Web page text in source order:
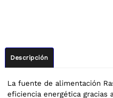
Descripción
La fuente de alimentación
eficiencia energética gracias